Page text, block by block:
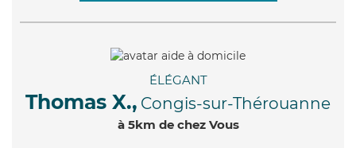
ÉLÉGANT
Thomas X., Congis-sur-Thérouanne
à 5km de chez Vous